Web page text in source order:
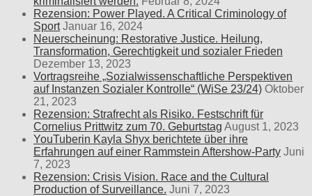
Rezension: Power Played. A Critical Criminology of
Sport Januar 16, 2024
Neuerscheinung: Restorative Justice. Heilung,
Transformation, Gerechtigkeit und sozialer Frieden
Dezember 13, 2023
Vortragsreihe „Sozialwissenschaftliche Perspektiven
auf Instanzen Sozialer Kontrolle“ (WiSe 23/24) Oktober
21, 2023
Rezension: Strafrecht als Risiko. Festschrift für
Cornelius Prittwitz zum 70. Geburtstag August 1, 2023
YouTuberin Kayla Shyx berichtete über ihre
Erfahrungen auf einer Rammstein Aftershow-Party Juni
7, 2023
Rezension: Crisis Vision. Race and the Cultural
Production of Surveillance. Juni 7, 2023